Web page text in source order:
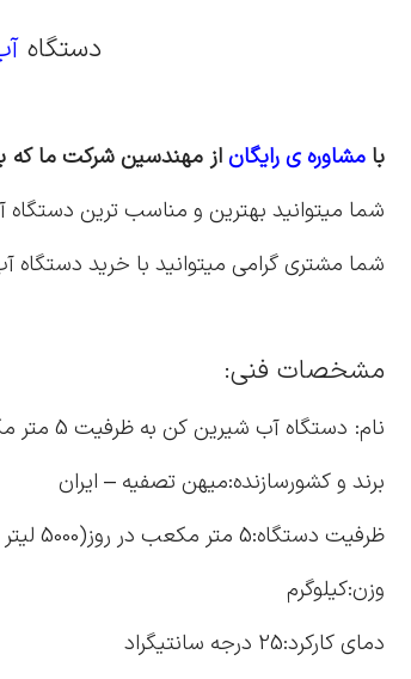
دستگاه
با مشاوره ی رایگاناز مهندسین شرکت ما که به
شما میتوانید بهترین و مناسب ترین دستگاه
شما مشتری گرامی میتوانید با خرید دستگاه آب شیرین کن
مشخصات فنی:
نام: دستگاه آب شیرین کن به ظرفیت 5 متر مکعب درشبانه روز
برند و کشورسازنده:میهن تصفیه – ایران
ظرفیت دستگاه:5 متر مکعب در روز(5000 لیتر در روز)
وزن:کیلوگرم
دمای کارکرد:25 درجه سانتیگراد